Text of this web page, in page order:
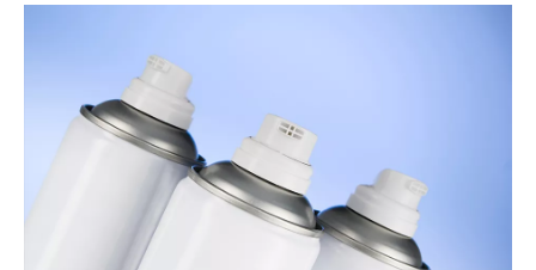
Линейный направляющий
Точный шар и ролик для различных линейных направлений
и шарового винта